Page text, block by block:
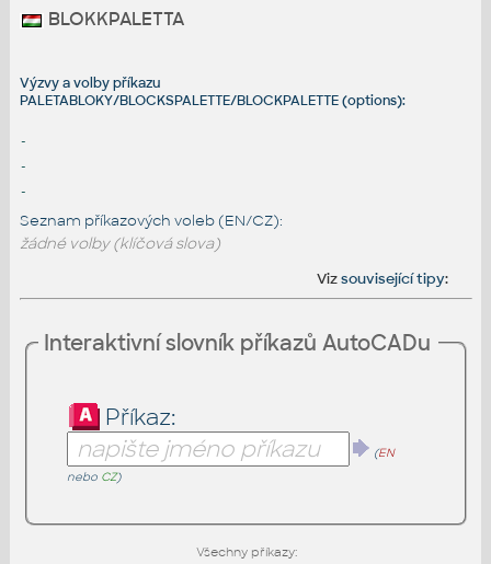
BLOKKPALETTA
Výzvy a volby příkazu
PALETABLOKY/BLOCKSPALETTE/BLOCKPALETTE (options):
-
-
-
Seznam příkazových voleb (EN/CZ):
žádné volby (klíčová slova)
Vizsouvisející tipy:
Interaktivní slovník příkazů AutoCADu
Příkaz:
(EN
nebo CZ)
Všechny příkazy: